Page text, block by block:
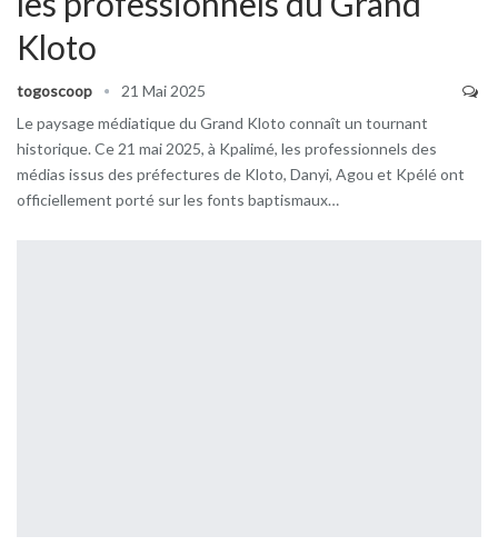
Kloto
togoscoop
21 Mai 2025
Le paysage médiatique du Grand Kloto connaît un tournant
historique. Ce 21 mai 2025, à Kpalimé, les professionnels des
médias issus des préfectures de Kloto, Danyi, Agou et Kpélé ont
officiellement porté sur les fonts baptismaux…